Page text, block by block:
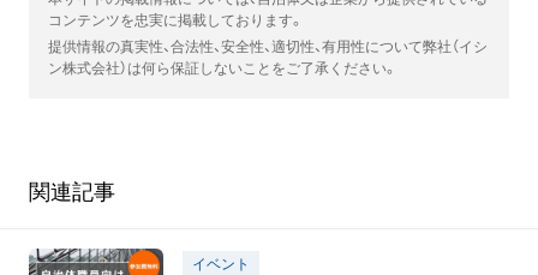
コンテンツを忠実に掲載しております。
提供情報の真実性、合法性、安全性、適切性、有用性について弊社（イシ
ン株式会社）は何ら保証しないことをご了承ください。
関連記事
イベント